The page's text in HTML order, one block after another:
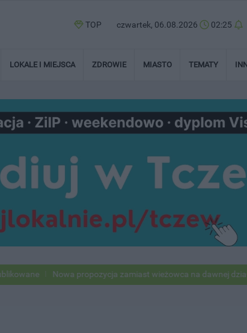
TOP czwartek, 06.08.2026 02:25
LOKALE I MIEJSCA ZDROWIE MIASTO TEMATY
Nowa propozycja zamiast wieżowca na dawnej działce